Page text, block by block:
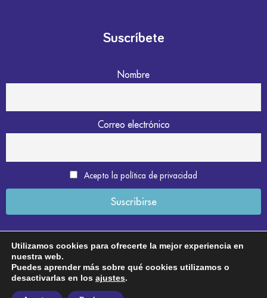
Suscríbete
Nombre
Correo electrónico
Acepto la política de privacidad
Aviso legal
Política de privacidad
Utilizamos cookies para ofrecerte la mejor experiencia en
nuestra web.
Puedes aprender más sobre qué cookies utilizamos o
desactivarlas en los ajustes.